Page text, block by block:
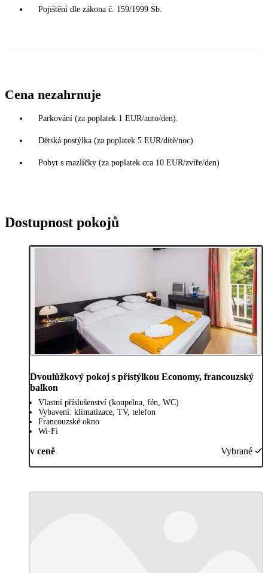
Pojištění dle zákona č. 159/1999 Sb.
Cena nezahrnuje
Parkování (za poplatek 1 EUR/auto/den).
Dětská postýlka (za poplatek 5 EUR/dítě/noc)
Pobyt s mazlíčky (za poplatek cca 10 EUR/zvíře/den)
Dostupnost pokojů
Dvoulůžkový pokoj s přistýlkou Economy, francouzský
balkon
Vlastní příslušenství (koupelna, fén, WC)
Vybavení: klimatizace, TV, telefon
Francouzské okno
Wi-Fi
v ceně Vybrané